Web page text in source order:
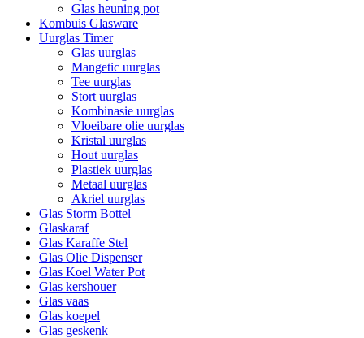
Glas heuning pot
Kombuis Glasware
Uurglas Timer
Glas uurglas
Mangetic uurglas
Tee uurglas
Stort uurglas
Kombinasie uurglas
Vloeibare olie uurglas
Kristal uurglas
Hout uurglas
Plastiek uurglas
Metaal uurglas
Akriel uurglas
Glas Storm Bottel
Glaskaraf
Glas Karaffe Stel
Glas Olie Dispenser
Glas Koel Water Pot
Glas kershouer
Glas vaas
Glas koepel
Glas geskenk